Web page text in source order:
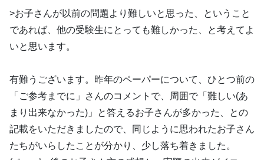
>お子さんが以前の問題より難しいと思った、ということ
であれば、他の受験生にとっても難しかった、と考えてよ
いと思います。
有難うございます。昨年のペーパーについて、ひとつ前の
「ご参考までに」さんのコメントで、周囲で「難しい(あ
まり出来なかった)」と答えるお子さんが多かった、との
記載をいただきましたので、同じように思われたお子さん
たちがいらしたことが分かり、少し落ち着きました。